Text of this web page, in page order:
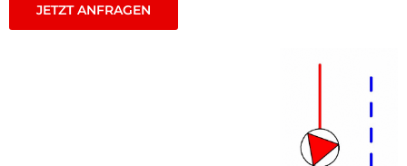
JETZT ANFRAGEN